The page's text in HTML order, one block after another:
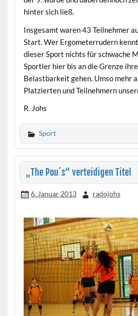
hinter sich ließ.
Insgesamt waren 43 Teilnehmer
Start. Wer Ergometerrudern
dieser Sport nichts für schwache
Sportler hier bis an die Grenze
Belastbarkeit gehen. Umso mehr
Platzierten und Teilnehmern
R. Johs
Sport
„The Pou´s“ verteidigen Titel
6. Januar 2013 radojohs